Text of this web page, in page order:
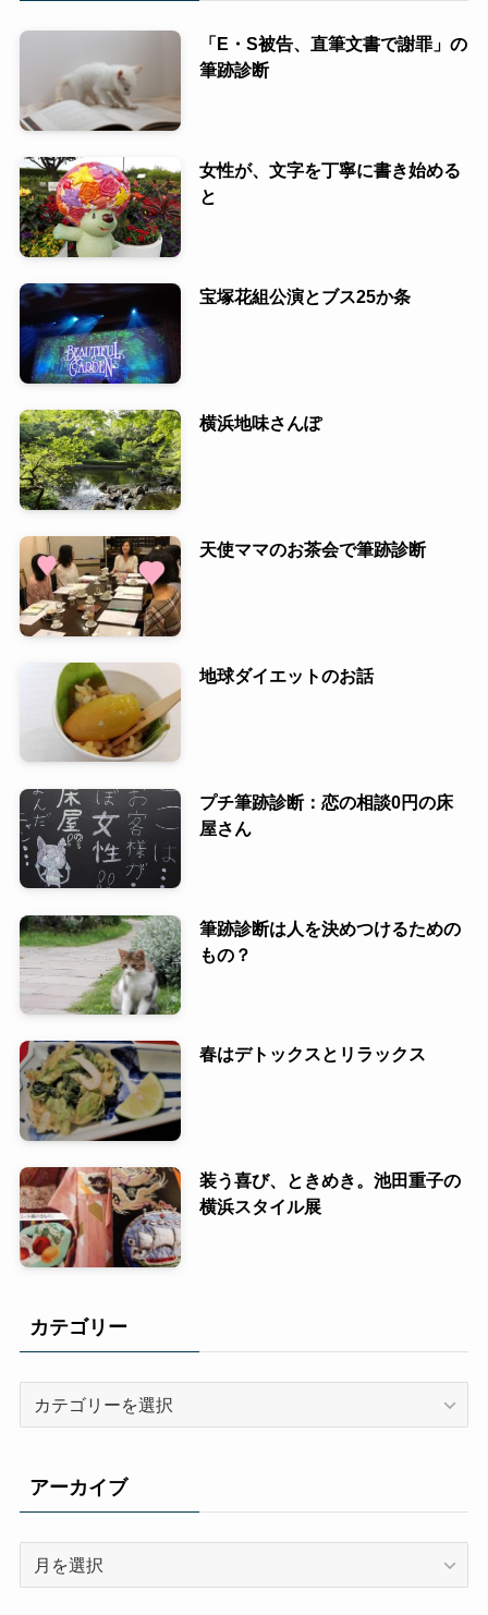
「E・S被告、直筆文書で謝罪」の
筆跡診断
女性が、文字を丁寧に書き始める
と
宝塚花組公演とブス25か条
横浜地味さんぽ
天使ママのお茶会で筆跡診断
地球ダイエットのお話
プチ筆跡診断：恋の相談0円の床
屋さん
筆跡診断は人を決めつけるための
もの？
春はデトックスとリラックス
装う喜び、ときめき。池田重子の
横浜スタイル展
カテゴリー
リ
ー
アーカイブ